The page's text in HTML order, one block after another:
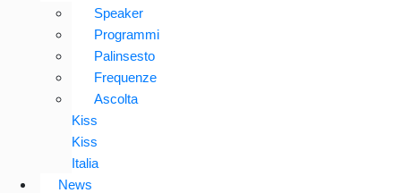
Speaker
Programmi
Palinsesto
Frequenze
Ascolta
Kiss
Kiss
Italia
News